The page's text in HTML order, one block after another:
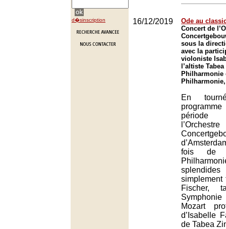
d�sinscription 16/12/2019
Ode au
Concert de
sous la
avec la
violoniste
l’altiste
Philharmonie
En
fois de
simplement
Fischer,
Mozart
d’Isabelle
de Tabea